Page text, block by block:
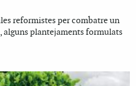
reformistes per combatre un
alguns plantejaments formulats